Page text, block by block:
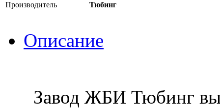
Производитель Тюбинг
Описание
Завод ЖБИ Тюбинг